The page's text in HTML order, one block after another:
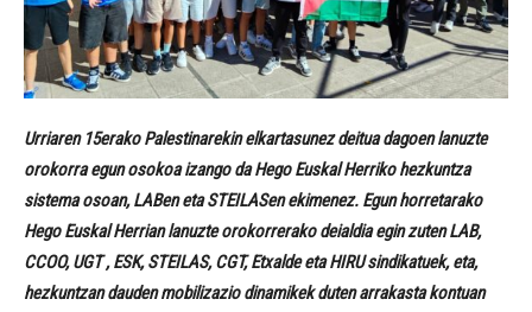
Urriaren 15erako Palestinarekin elkartasunez deitua dagoen lanuzte
orokorra egun osokoa izango da Hego Euskal Herriko hezkuntza
sistema osoan, LABen eta STEILASen ekimenez. Egun horretarako
Hego Euskal Herrian lanuzte orokorrerako deialdia egin zuten LAB,
CCOO, UGT , ESK, STEILAS, CGT, Etxalde eta HIRU sindikatuek, eta,
hezkuntzan dauden mobilizazio dinamikek duten arrakasta kontuan